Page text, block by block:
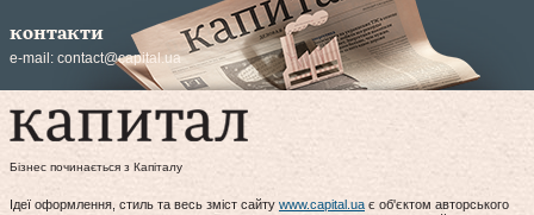
контакти
e-mail: contact@capital.ua
Бізнес починається з Капіталу
Ідеї оформлення, стиль та весь зміст сайту www.capital.ua є об'єктом авторського